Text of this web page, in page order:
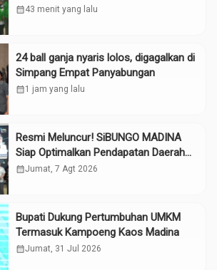
Adalah Tokoh”
calendar_month43 menit yang lalu
24 ball ganja nyaris lolos, digagalkan di
Simpang Empat Panyabungan
calendar_month1 jam yang lalu
Resmi Meluncur! SiBUNGO MADINA
Siap Optimalkan Pendapatan Daerah
Madina
calendar_monthJumat, 7 Agt 2026
Bupati Dukung Pertumbuhan UMKM
Termasuk Kampoeng Kaos Madina
calendar_monthJumat, 31 Jul 2026